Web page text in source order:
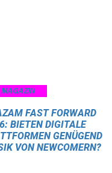
MAGAZIN
FAST FORWARD
BIETEN DIGITALE
GENÜGEND
VON NEWCOMERN?